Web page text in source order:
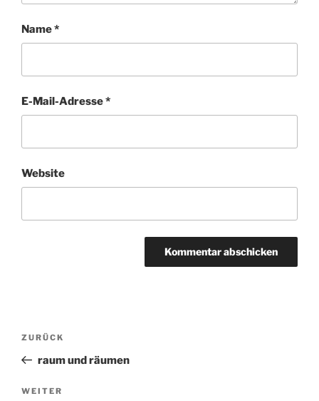
Name*
E-Mail-Adresse*
Website
Beitragsnavigation
Vorheriger
Beitrag
ZURÜCK
raum und räumen
Nächster
WEITER